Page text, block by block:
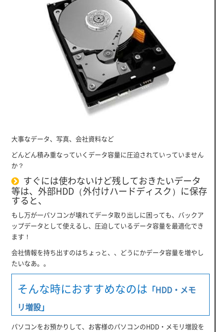
大事なデータ、写真、会社資料など
どんどん積み重なっていくデータ容量に圧迫されていっていません
か？
すぐには使わないけど残しておきたいデータ
等は、外部HDD（外付けハードディスク）に保存
すると、
もし万が一パソコンが壊れてデータ取り出しに困っても、バックア
ップデータとして使えるし、圧迫しているデータ容量を最適化でき
ます！
会社情報を持ち出すのはちょっと、、どうにかデータ容量を増やし
たいなあ。。
そんな時におすすめなのは 「HDD・メモ
リ増設」
パソコンをお預かりして、お客様のパソコンのHDD・メモリ増設を